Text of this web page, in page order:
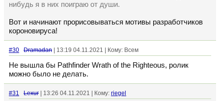
нибудь я в них поиграю от души.
Вот и начинают прорисовываться мотивы разработчиков
короновируса!
#30 Dramadan | 13:19 04.11.2021 | Кому: Всем
Не вышла бы Pathfinder Wrath of the Righteous, ролик
можно было не делать.
#31 Lexur | 13:26 04.11.2021 | Кому: riegel